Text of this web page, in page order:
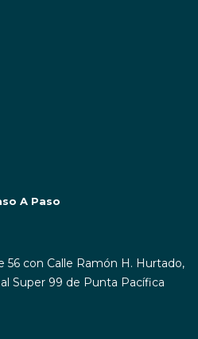
A Paso
56 con Calle Ramón H. Hurtado,
Super 99 de Punta Pacífica